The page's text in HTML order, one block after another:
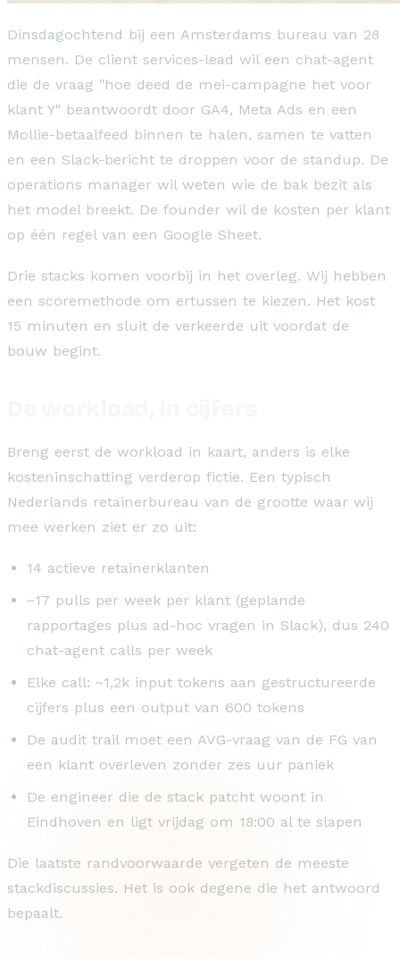
Dinsdagochtend bij een Amsterdams bureau van 28
mensen. De client services-lead wil een chat-agent
die de vraag "hoe deed de mei-campagne het voor
klant Y" beantwoordt door GA4, Meta Ads en een
Mollie-betaalfeed binnen te halen, samen te vatten
en een Slack-bericht te droppen voor de standup. De
operations manager wil weten wie de bak bezit als
het model breekt. De founder wil de kosten per klant
op één regel van een Google Sheet.
Drie stacks komen voorbij in het overleg. Wij hebben
een scoremethode om ertussen te kiezen. Het kost
15 minuten en sluit de verkeerde uit voordat de
bouw begint.
Breng eerst de workload in kaart, anders is elke
kosteninschatting verderop fictie. Een typisch
Nederlands retainerbureau van de grootte waar wij
mee werken ziet er zo uit:
14 actieve retainerklanten
~17 pulls per week per klant (geplande
rapportages plus ad-hoc vragen in Slack), dus 240
chat-agent calls per week
Elke call: ~1,2k input tokens aan gestructureerde
cijfers plus een output van 600 tokens
De audit trail moet een AVG-vraag van de FG van
een klant overleven zonder zes uur paniek
De engineer die de stack patcht woont in
Eindhoven en ligt vrijdag om 18:00 al te slapen
Die laatste randvoorwaarde vergeten de meeste
stackdiscussies. Het is ook degene die het antwoord
bepaalt.